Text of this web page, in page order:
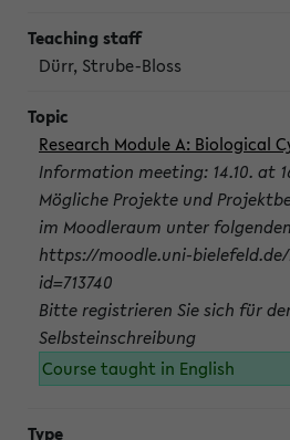
Dürr, Strube-Bloss
Research Module A: Biological
Information meeting: 14.10. at
Mögliche Projekte und
im Moodleraum unter
https://moodle.uni-
id=713740
Bitte registrieren Sie sich für
Selbsteinschreibung
Course taught in English